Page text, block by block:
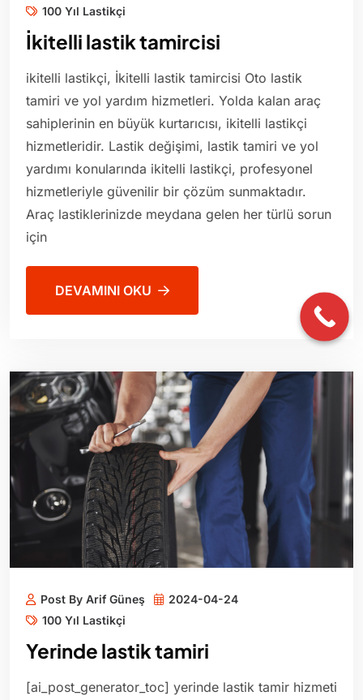
100 Yıl Lastikçi
İkitelli lastik tamircisi
ikitelli lastikçi, İkitelli lastik tamircisi Oto lastik
tamiri ve yol yardım hizmetleri. Yolda kalan araç
sahiplerinin en büyük kurtarıcısı, ikitelli lastikçi
hizmetleridir. Lastik değişimi, lastik tamiri ve yol
yardımı konularında ikitelli lastikçi, profesyonel
hizmetleriyle güvenilir bir çözüm sunmaktadır.
Araç lastiklerinizde meydana gelen her türlü sorun
için
DEVAMINI OKU
Post By Arif Güneş
2024-04-24
100 Yıl Lastikçi
Yerinde lastik tamiri
[ai_post_generator_toc] yerinde lastik tamir hizmeti